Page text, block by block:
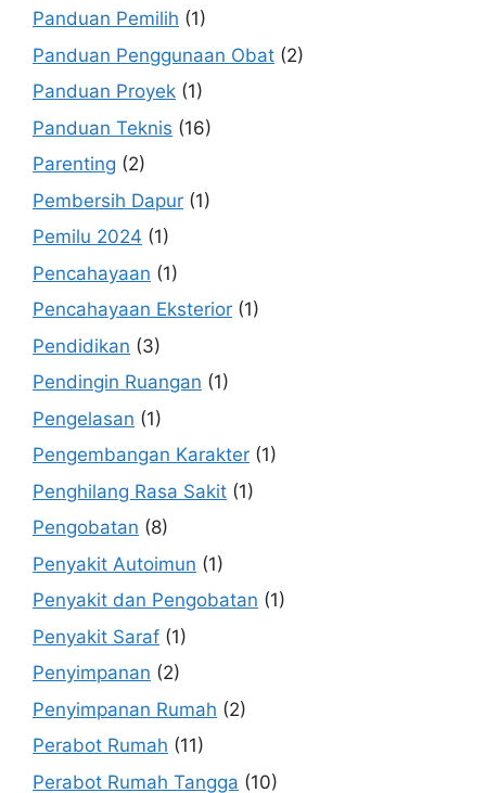
Panduan Pemilih (1)
Panduan Penggunaan Obat (2)
Panduan Proyek (1)
Panduan Teknis (16)
Parenting (2)
Pembersih Dapur (1)
Pemilu 2024 (1)
Pencahayaan (1)
Pencahayaan Eksterior (1)
Pendidikan (3)
Pendingin Ruangan (1)
Pengelasan (1)
Pengembangan Karakter (1)
Penghilang Rasa Sakit (1)
Pengobatan (8)
Penyakit Autoimun (1)
Penyakit dan Pengobatan (1)
Penyakit Saraf (1)
Penyimpanan (2)
Penyimpanan Rumah (2)
Perabot Rumah (11)
Perabot Rumah Tangga (10)